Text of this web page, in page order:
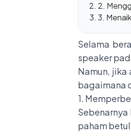
2.
3.
Selama
speaker
Namun, jika
bagaimana
1.
paham